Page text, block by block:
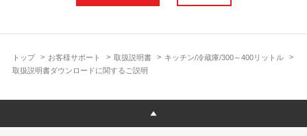
トップ お客様サポート 取扱説明書
キッチン/冷蔵庫/300～400リットル
取扱説明書ダウンロードに関するご説明
説明書が作成された時点での基準に応じた内容となっております
明書以外の印刷物が同梱されている場合がありますが、本サイト
ではそれらを全て公開しておりませんのであらかじめご了承くだ
本サイトのサービスは予告なく中止または内容を変更する場合が
ございますのであらかじめご了承ください。